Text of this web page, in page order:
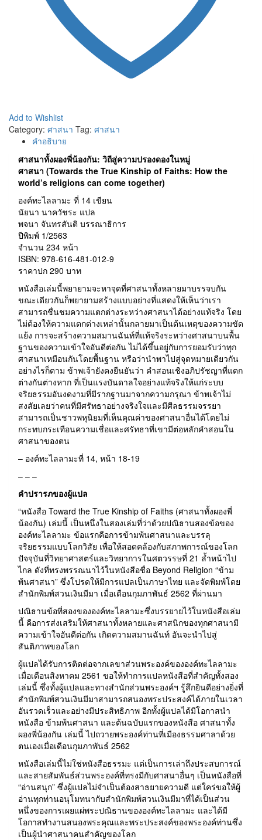
Add to Wishlist
Category: ศาสนา Tag: ศาสนา
คำอธิบาย
ศาสนาทั้งผองพี่น้องกัน: วิถีสู่ความปรองดองในหมู่
ศาสนา (Towards the True Kinship of Faiths: How the
world’s religions can come together)
องค์ทะไลลามะ ที่ 14 เขียน
นัยนา นาควัชระ แปล
พจนา จันทรสันติ บรรณาธิการ
ปีพิมพ์ 1/2563
จำนวน 234 หน้า
ISBN: 978-616-481-012-9
ราคาปก 290 บาท
หนังสือเล่มนี้พยายามจะหาจุดที่ศาสนาทั้งหลายมาบรรจบกัน
ขณะเดียวกันก็พยายามสร้างแบบอย่างที่แสดงให้เห็นว่าเรา
สามารถชื่นชมความแตกต่างระหว่างศาสนาได้อย่างแท้จริง โดย
ไม่ต้องให้ความแตกต่างเหล่านั้นกลายมาเป็นต้นเหตุของความขัด
แย้ง การจะสร้างความสมานฉันท์ที่แท้จริงระหว่างศาสนาบนพื้น
ฐานของความเข้าใจอันดีต่อกัน ไม่ได้ขึ้นอยู่กับการยอมรับว่าทุก
ศาสนาเหมือนกันโดยพื้นฐาน หรือว่านำพาไปสู่จุดหมายเดียวกัน
อย่างไรก็ตาม ข้าพเจ้ายังคงยืนยันว่า คำสอนเชิงอภิปรัชญาที่แตก
ต่างกันต่างหาก ที่เป็นแรงบันดาลใจอย่างแท้จริงให้แก่ระบบ
จริยธรรมอันงดงามที่มีรากฐานมาจากความกรุณา ข้าพเจ้าไม่
สงสัยเลยว่าคนที่มีศรัทธาอย่างจริงใจและมีศีลธรรมจรรยา
สามารถเป็นชาวพหุนิยมที่เห็นคุณค่าของศาสนาอื่นได้โดยไม่
กระทบกระเทือนความเชื่อและศรัทธาที่เขามีต่อหลักคำสอนใน
ศาสนาของตน
– องค์ทะไลลามะที่ 14, หน้า 18-19
– – –
คำปรารภของผู้แปล
“หนังสือ Toward the True Kinship of Faiths (ศาสนาทั้งผองพี่
น้องกัน) เล่มนี้ เป็นหนึ่งในสองเล่มที่ว่าด้วยปณิธานสองข้อของ
องค์ทะไลลามะ ข้อแรกคือการข้ามพ้นศาสนาและบรรลุ
จริยธรรมแบบโลกวิสัย เพื่อให้สอดคล้องกับสภาพการณ์ของโลก
ปัจจุบันที่วิทยาศาสตร์และวิทยาการในศตวรรษที่ 21 ล้ำหน้าไป
ไกล ดังที่ทรงพรรณนาไว้ในหนังสือชื่อ Beyond Religion “ข้าม
พ้นศาสนา” ซึ่งโปรดให้มีการแปลเป็นภาษาไทย และจัดพิมพ์โดย
สำนักพิมพ์สวนเงินมีมา เมื่อเดือนกุมภาพันธ์ 2562 ที่ผ่านมา
ปณิธานข้อที่สองขององค์ทะไลลามะซึ่งบรรยายไว้ในหนังสือเล่ม
นี้ คือการส่งเสริมให้ศาสนาทั้งหลายและศาสนิกของทุกศาสนามี
ความเข้าใจอันดีต่อกัน เกิดความสมานฉันท์ อันจะนำไปสู่
สันติภาพของโลก
ผู้แปลได้รับการติดต่อจากเลขาส่วนพระองค์ขององค์ทะไลลามะ
เมื่อเดือนสิงหาคม 2561 ขอให้ทำการแปลหนังสือที่สำคัญทั้งสอง
เล่มนี้ ซึ่งทั้งผู้แปลและทางสำนักส่วนพระองค์ฯ รู้สึกยินดีอย่างยิ่งที่
สำนักพิมพ์สวนเงินมีมาสามารถสนองพระประสงค์ได้ภายในเวลา
อันรวดเร็วและอย่างมีประสิทธิภาพ อีกทั้งผู้แปลได้มีโอกาสนำ
หนังสือ ข้ามพ้นศาสนา และต้นฉบับแรกของหนังสือ ศาสนาทั้ง
ผองพี่น้องกัน เล่มนี้ ไปถวายพระองค์ท่านที่เมืองธรรมศาลาด้วย
ตนเองเมื่อเดือนกุมภาพันธ์ 2562
หนังสือเล่มนี้ไม่ใช่หนังสือธรรมะ แต่เป็นการเล่าถึงประสบการณ์
และสายสัมพันธ์ส่วนพระองค์ที่ทรงมีกับศาสนาอื่นๆ เป็นหนังสือที่
“อ่านสนุก” ซึ่งผู้แปลไม่จำเป็นต้องสาธยายความดี แต่ใคร่ขอให้ผู้
อ่านทุกท่านอนุโมทนากับสำนักพิมพ์สวนเงินมีมาที่ได้เป็นส่วน
หนึ่งของการเผยแผ่พระปณิธานขององค์ทะไลลามะ และได้มี
โอกาสทำงานสนองพระคุณและพระประสงค์ของพระองค์ท่านซึ่ง
เป็นผู้นำศาสนาคนสำคัญของโลก